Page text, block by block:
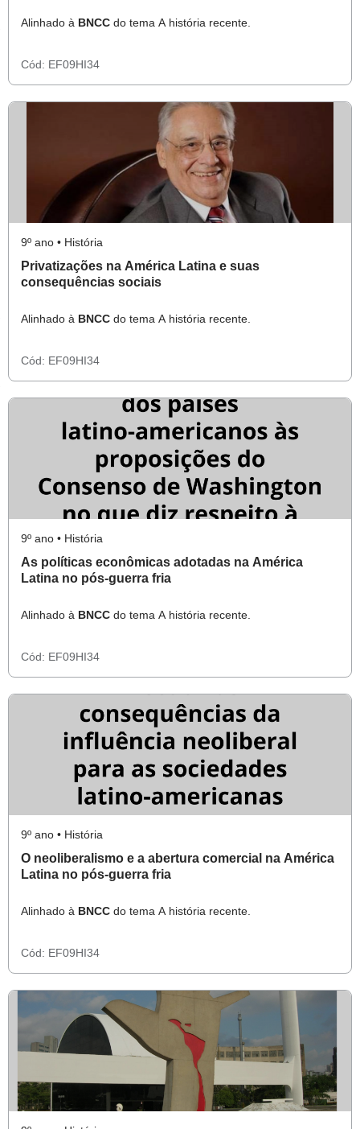
Alinhado à BNCC do tema A história recente.
Cód: EF09HI34
9º ano • História
Privatizações na América Latina e suas
consequências sociais
Alinhado à BNCC do tema A história recente.
Cód: EF09HI34
9º ano • História
As políticas econômicas adotadas na América
Latina no pós-guerra fria
Alinhado à BNCC do tema A história recente.
Cód: EF09HI34
9º ano • História
O neoliberalismo e a abertura comercial na América
Latina no pós-guerra fria
Alinhado à BNCC do tema A história recente.
Cód: EF09HI34